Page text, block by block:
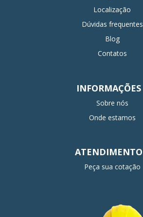
Localização
Dúvidas frequentes
Blog
Contatos
INFORMAÇÕES
Sobre nós
Onde estamos
ATENDIMENTO
Peça sua cotação